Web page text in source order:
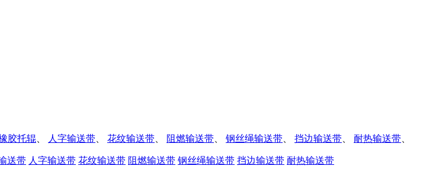
胶托辊 人字输送带 花纹输送带 阻燃输送带 钢丝绳输送带 挡边输送带 耐热输送带
送带 人字输送带 花纹输送带 阻燃输送带 钢丝绳输送带 挡边输送带 耐热输送带